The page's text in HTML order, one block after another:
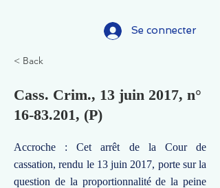
Se connecter
< Back
Cass. Crim., 13 juin 2017, n°
16-83.201, (P)
Accroche : Cet arrêt de la Cour de
cassation, rendu le 13 juin 2017, porte sur la
question de la proportionnalité de la peine